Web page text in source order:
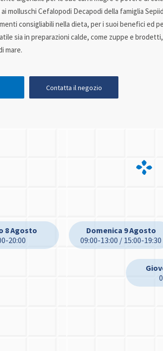
molluschi Cefalopodi Decapodi della famiglia
consigliabili nella dieta, per i suoi benefici ed
sia in preparazioni calde, come zuppe e
mare.
Contatta il negozio
8 Agosto
20:00
Domenica 9 Agosto
09:00-13:00 / 15:00-19:30